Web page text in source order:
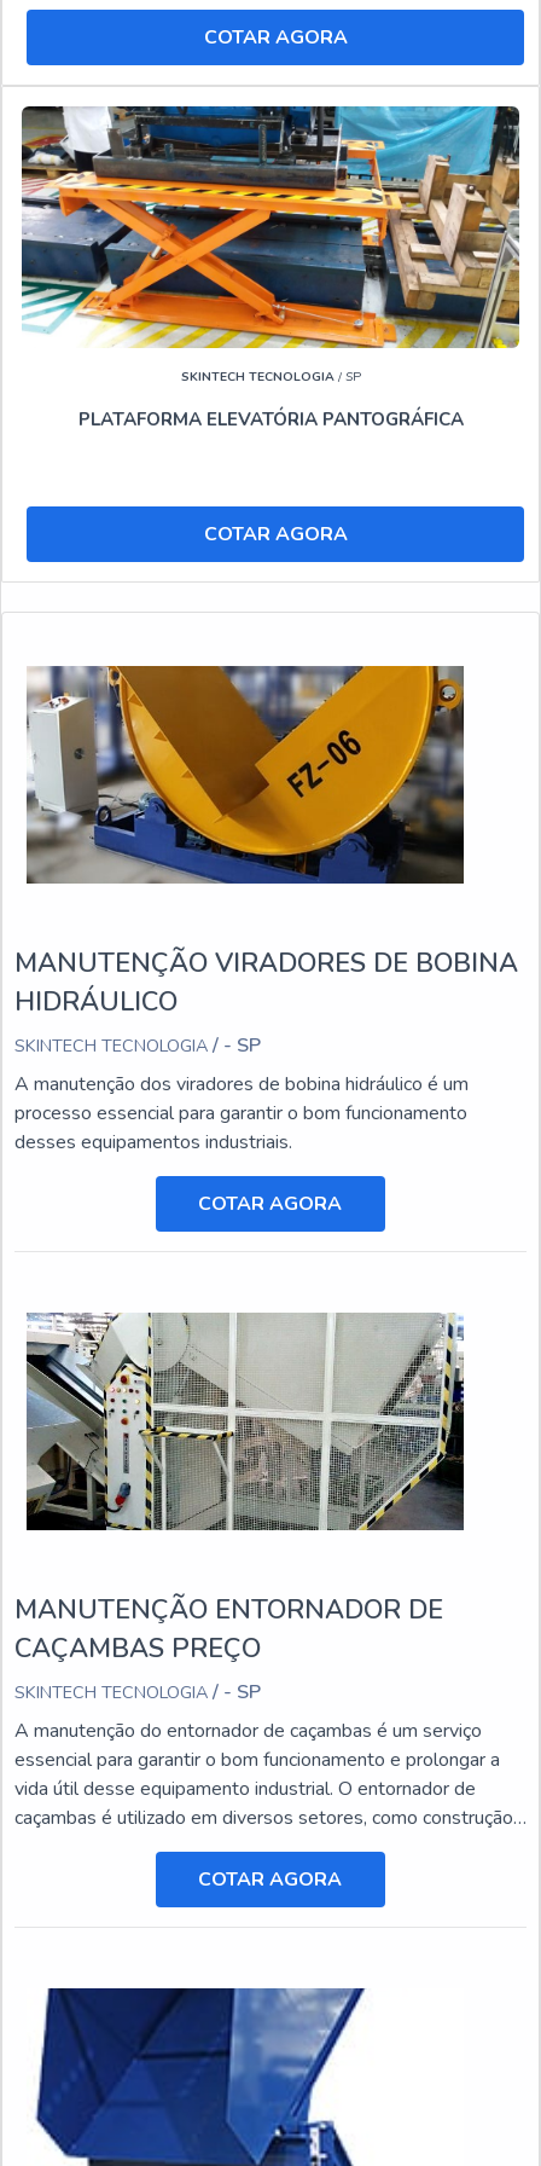
empresa que tem despontado no segmento por toda
seriedade e qualidade o que comprova sua essência de
trazer o melhor para seus clientes.
Se você gostou deste conteúdo, não deixe de ver mais
páginas com conteúdos relacionados para aquilo que
precisa. Veja aqui:
Locação de plataforma elevatória tipo tesoura
Locação de pta
Locadora de plataforma elevatória
Locar plataformas aéreas
."
COTAR AGORA
SKINTECH TECNOLOGIA/ SP
PLATAFORMA ELEVATÓRIA PANTOGRÁFICA
COTAR AGORA
MANUTENÇÃO VIRADORES DE BOBINA
HIDRÁULICO
SKINTECH TECNOLOGIA / - SP
A manutenção dos viradores de bobina hidráulico é um
processo essencial para garantir o bom funcionamento
desses equipamentos industriais.
COTAR AGORA
MANUTENÇÃO ENTORNADOR DE
CAÇAMBAS PREÇO
SKINTECH TECNOLOGIA / - SP
A manutenção do entornador de caçambas é um serviço
essencial para garantir o bom funcionamento e prolongar a
vida útil desse equipamento industrial. O entornador de
caçambas é utilizado em diversos setores, como construção
civil, mineração e agricultura, e está sujeito a desgastes e
danos ao longo do tempo.COTAR AGORA